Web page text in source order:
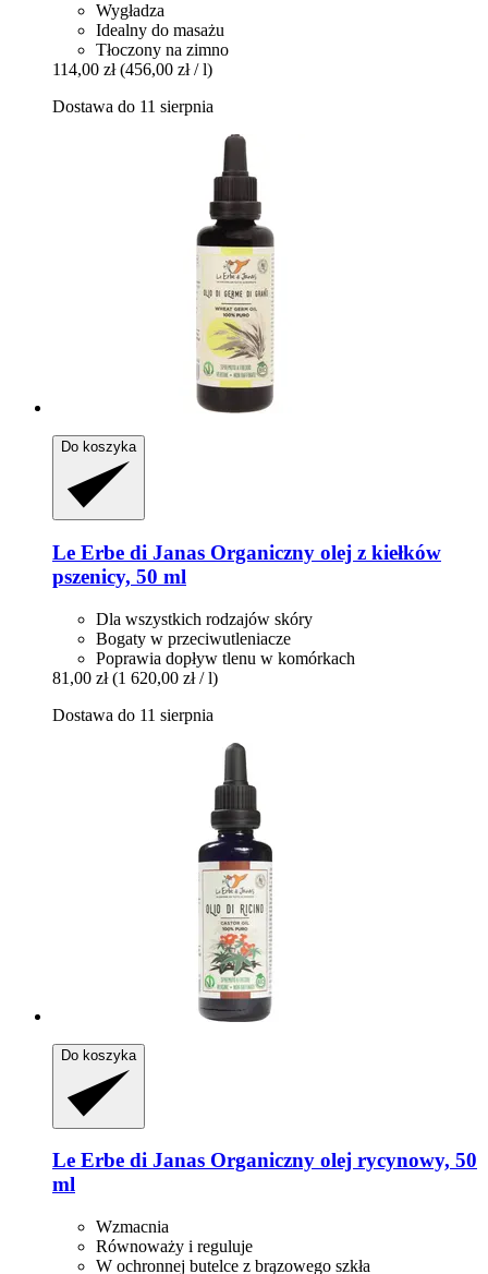
Wygładza
Idealny do masażu
Tłoczony na zimno
114,00 zł (456,00 zł / l)
Dostawa do 11 sierpnia
Do koszyka
Le Erbe di Janas Organiczny olej z kiełków
pszenicy, 50 ml
Dla wszystkich rodzajów skóry
Bogaty w przeciwutleniacze
Poprawia dopływ tlenu w komórkach
81,00 zł (1 620,00 zł / l)
Dostawa do 11 sierpnia
Do koszyka
Le Erbe di Janas Organiczny olej rycynowy, 50
ml
Wzmacnia
Równoważy i reguluje
W ochronnej butelce z brązowego szkła